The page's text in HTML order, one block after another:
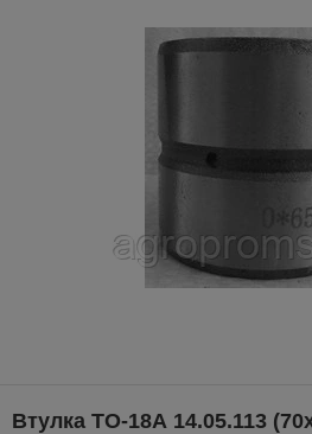
Втулка ТО-18А 14.05.113